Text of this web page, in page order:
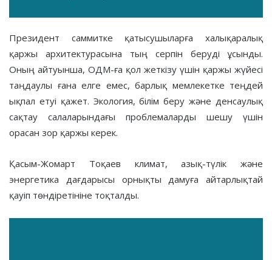
Президент саммитке қатысушыларға халықаралық
қаржы архитектурасына тың серпін беруді ұсынды.
Оның айтуынша, ОДМ-ға қол жеткізу үшін қаржы жүйесі
таңдаулы ғана елге емес, барлық мемлекетке теңдей
ықпал етуі қажет. Экология, білім беру және денсаулық
сақтау салаларындағы проблемаларды шешу үшін
орасан зор қаржы керек.
Қасым-Жомарт Тоқаев климат, азық-түлік және
энергетика дағдарысы орнықты дамуға айтарлықтай
қауіп төндіретініне тоқталды.